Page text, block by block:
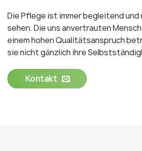
Die Pflege ist immer begleitend
sehen. Die uns anvertrauten
einem hohen Qualitätsanspruch
sie nicht gänzlich ihre
Kontakt